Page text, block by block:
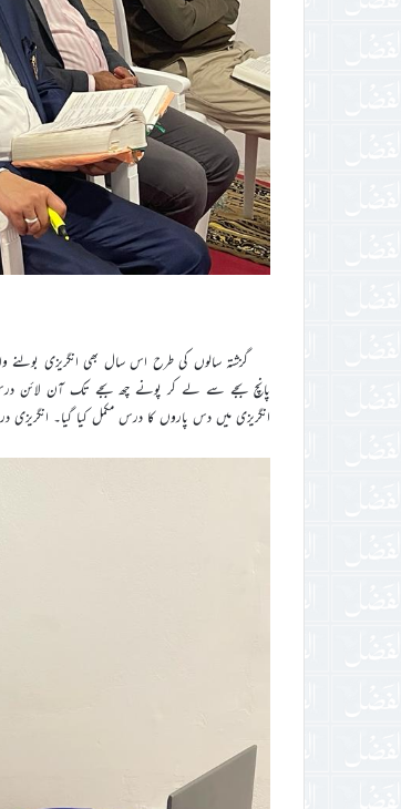
گزشتہ سالوں کی طرح اس سال بھی انگریزی
پانچ بجے سے لے کر پونے چھ بجے تک آن لائن
انگریزی میں دس پاروں کا درس مکمل کیا گیا۔ انگریزی درس القرآن میں حاضری 4